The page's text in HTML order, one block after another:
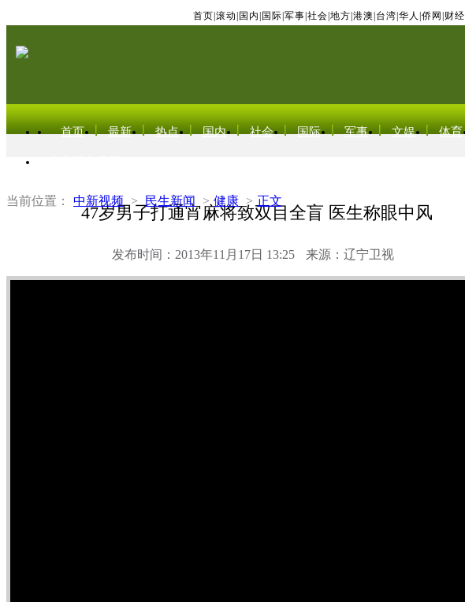
首页 滚动 国内 国际 军事 社会 地方 港澳 台湾 华人 侨网 财经
首页 最新 热点 国内 社会 国际 军事 文娱 体育
当前位置： 中新视频 > 民生新闻 > 健康 > 正文
47岁男子打通宵麻将致双目全盲 医生称眼中风
发布时间：2013年11月17日 13:25 来源：辽宁卫视